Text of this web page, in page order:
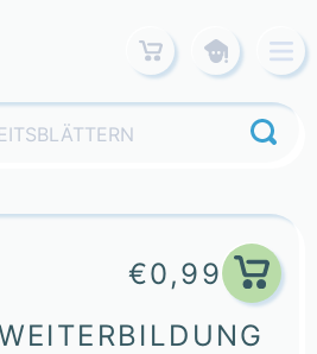
€0,99